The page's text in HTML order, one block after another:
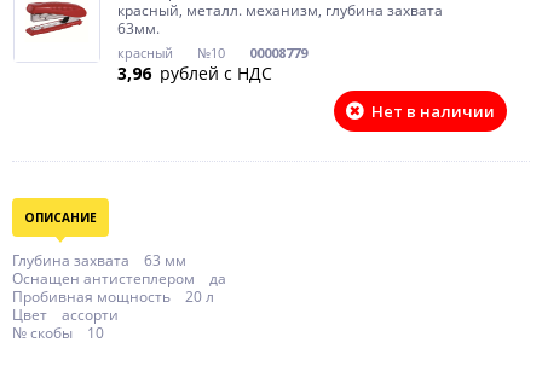
красный, металл. механизм, глубина захвата
63мм.
красный №10 00008779
3,96 рублей с НДС
Нет в наличии
ОПИСАНИЕ
Глубина захвата 63 мм
Оснащен антистеплером да
Пробивная мощность 20 л
Цвет ассорти
№ скобы 10